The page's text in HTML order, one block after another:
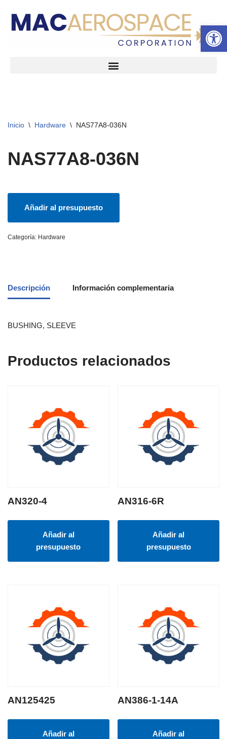
Abrir
Inicio \ Hardware \ NAS77A8-036N
NAS77A8-036N
Añadir al presupuesto
Categoría: Hardware
Descripción Información complementaria
BUSHING, SLEEVE
Productos relacionados
AN320-4
Añadir al
presupuesto
AN316-6R
Añadir al
presupuesto
AN125425
Añadir al
AN386-1-14A
Añadir al